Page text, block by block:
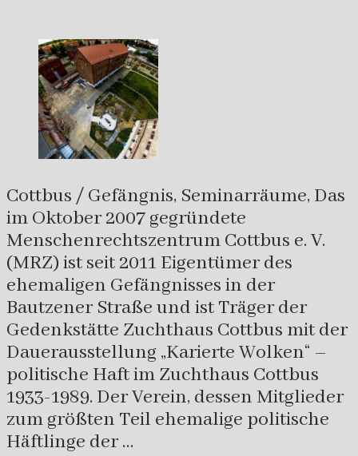
Cottbus / Gefängnis, Seminarräume, Das
im Oktober 2007 gegründete
Menschenrechtszentrum Cottbus e. V.
(MRZ) ist seit 2011 Eigentümer des
ehemaligen Gefängnisses in der
Bautzener Straße und ist Träger der
Gedenkstätte Zuchthaus Cottbus mit der
Dauerausstellung „Karierte Wolken“ –
politische Haft im Zuchthaus Cottbus
1933-1989. Der Verein, dessen Mitglieder
zum größten Teil ehemalige politische
Häftlinge der …